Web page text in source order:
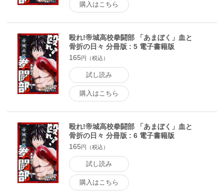
購入はこちら
殴れ!帝城高校拳闘部 「あまぼく」血と
骨折の日々 分冊版 : 5 電子書籍版
165円（税込）
試し読み
購入はこちら
殴れ!帝城高校拳闘部 「あまぼく」血と
骨折の日々 分冊版 : 6 電子書籍版
165円（税込）
試し読み
購入はこちら